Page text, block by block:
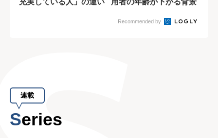
Recommended by
連載
Series